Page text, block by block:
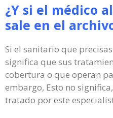
¿Y si el médico
sale en el
Si el sanitario que
significa que sus
cobertura o que operan
embargo, Esto no
tratado por este